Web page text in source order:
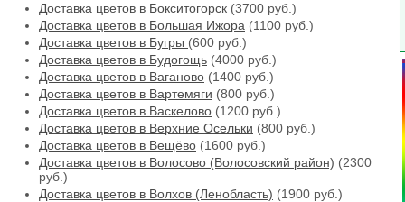
Доставка цветов в Бокситогорск (3700 руб.)
Доставка цветов в Большая Ижора (1100 руб.)
Доставка цветов в Бугры (600 руб.)
Доставка цветов в Будогощь (4000 руб.)
Доставка цветов в Ваганово (1400 руб.)
Доставка цветов в Вартемяги (800 руб.)
Доставка цветов в Васкелово (1200 руб.)
Доставка цветов в Верхние Осельки (800 руб.)
Доставка цветов в Вещёво (1600 руб.)
Доставка цветов в Волосово (Волосовский район) (2300
руб.)
Доставка цветов в Волхов (Ленобласть) (1900 руб.)